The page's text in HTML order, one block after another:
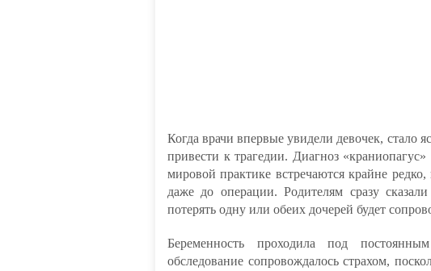
Когда врачи впервые увидели девочек, стало
привести к трагедии. Диагноз
мировой практике встречаются крайне
даже до операции. Родителям сразу
потерять одну или обеих дочерей будет
Беременность проходила под
обследование сопровождалось страхом,